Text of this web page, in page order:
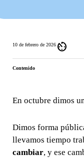
10 de febrero de 2026 av_timer
Contenido
En octubre dimos
Dimos forma
llevamos tiempo
cambiar, y ese